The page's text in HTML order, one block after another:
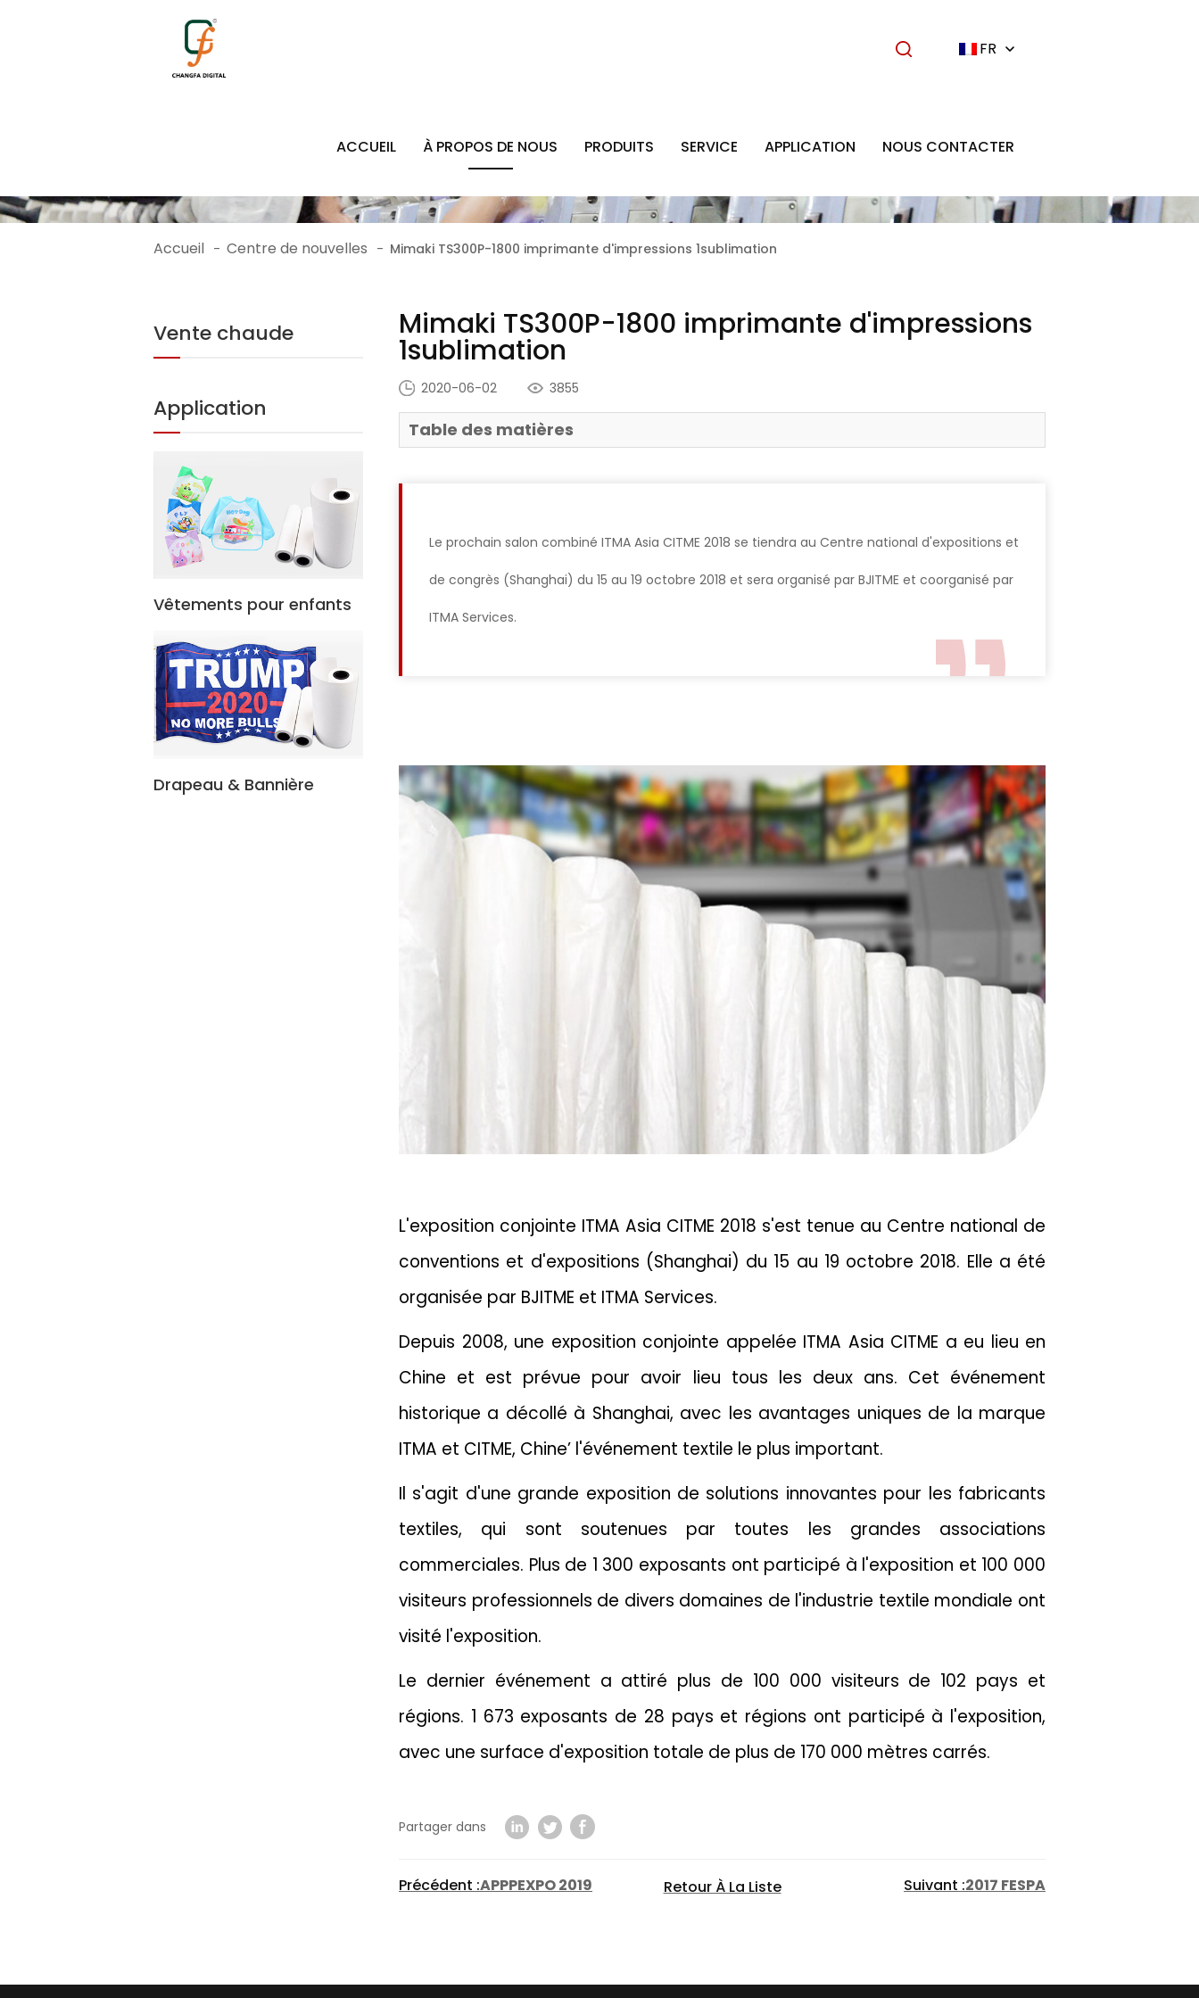
FR
ACCUEIL À PROPOS DE NOUS PRODUITS SERVICE APPLICATION NOUS CONTACTER
Accueil - Centre de nouvelles - Mimaki TS300P-1800 imprimante d'impressions 1sublimation
Vente chaude
Application
Vêtements pour enfants
Drapeau & Bannière
Mimaki TS300P-1800 imprimante d'impressions
1sublimation
2020-06-02 3855
Table des matières
Le prochain salon combiné ITMA Asia CITME 2018 se tiendra au Centre national d'expositions et
de congrès (Shanghai) du 15 au 19 octobre 2018 et sera organisé par BJITME et coorganisé par
ITMA Services.
L'exposition conjointe ITMA Asia CITME 2018 s'est tenue au Centre national de
conventions et d'expositions (Shanghai) du 15 au 19 octobre 2018. Elle a été
organisée par BJITME et ITMA Services.
Depuis 2008, une exposition conjointe appelée ITMA Asia CITME a eu lieu en
Chine et est prévue pour avoir lieu tous les deux ans. Cet événement
historique a décollé à Shanghai, avec les avantages uniques de la marque
ITMA et CITME, Chine’ l'événement textile le plus important.
Il s'agit d'une grande exposition de solutions innovantes pour les fabricants
textiles, qui sont soutenues par toutes les grandes associations
commerciales. Plus de 1 300 exposants ont participé à l'exposition et 100 000
visiteurs professionnels de divers domaines de l'industrie textile mondiale ont
visité l'exposition.
Le dernier événement a attiré plus de 100 000 visiteurs de 102 pays et
régions. 1 673 exposants de 28 pays et régions ont participé à l'exposition,
avec une surface d'exposition totale de plus de 170 000 mètres carrés.
Partager dans
Précédent :APPPEXPO 2019 Suivant :2017 FESPA
Retour À La Liste